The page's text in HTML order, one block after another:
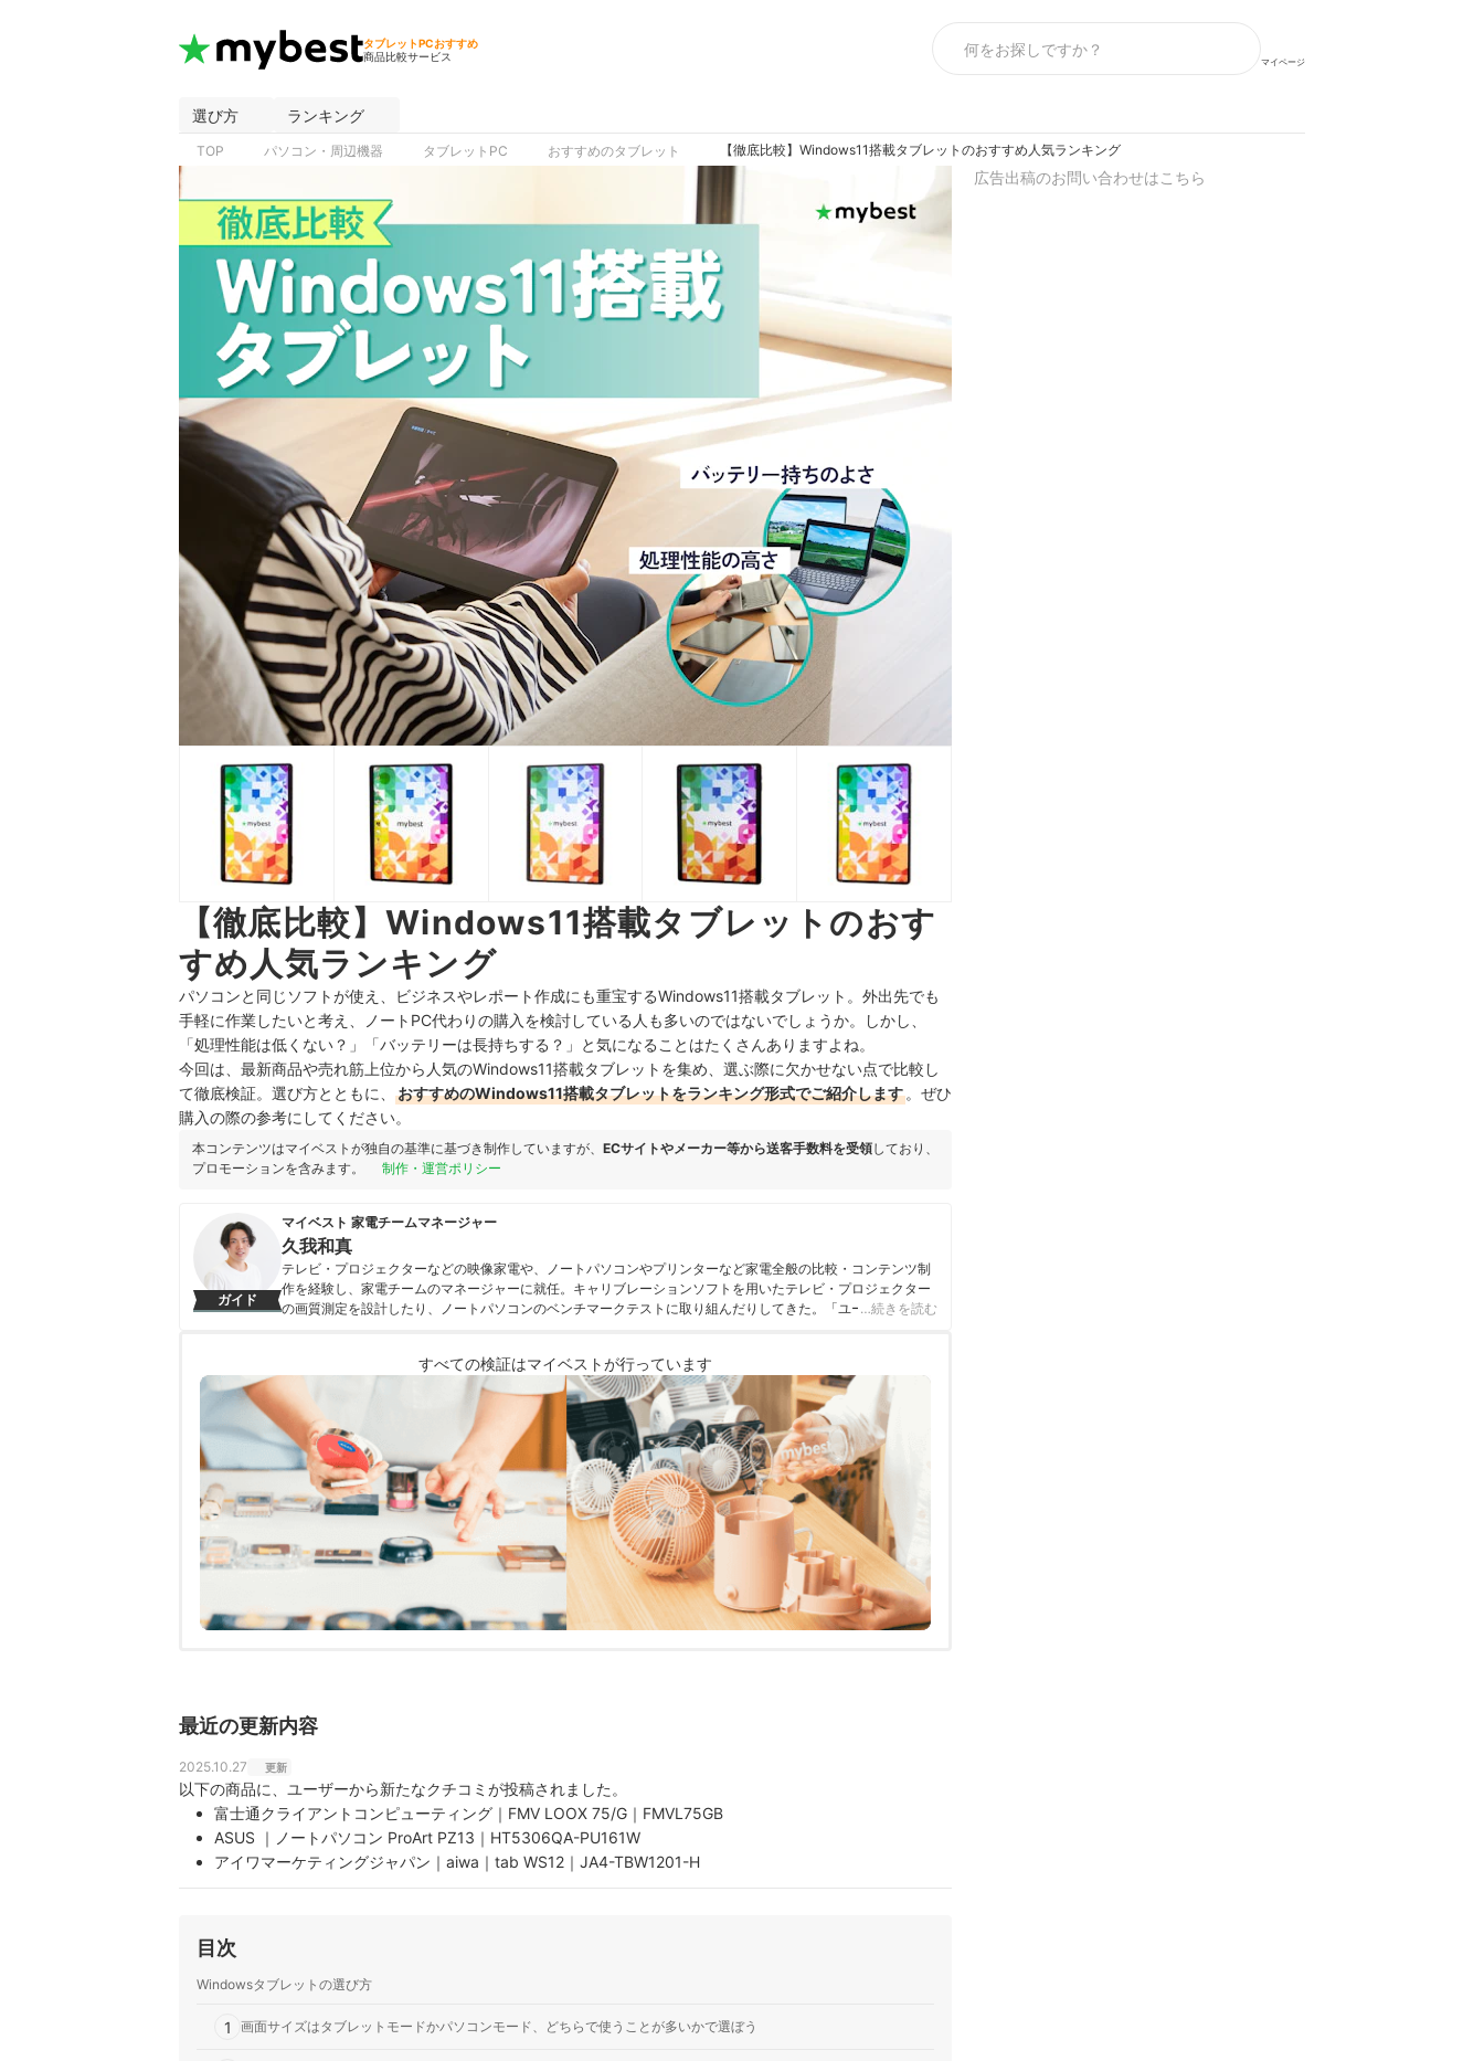
タブレットPCおすすめ
商品比較サービス
マイページ
選び方 ランキング
TOP パソコン・周辺機器 タブレットPC おすすめのタブレット 【徹底比較】Windows11搭載タブレットのおすすめ人気ランキング
【徹底比較】Windows11搭載タブレットのおす
すめ人気ランキング
パソコンと同じソフトが使え、ビジネスやレポート作成にも重宝するWindows11搭載タブレット。外出先でも
手軽に作業したいと考え、ノートPC代わりの購入を検討している人も多いのではないでしょうか。しかし、
「処理性能は低くない？」「バッテリーは長持ちする？」と気になることはたくさんありますよね。
今回は、最新商品や売れ筋上位から人気のWindows11搭載タブレットを集め、選ぶ際に欠かせない点で比較し
て徹底検証。選び方とともに、
おすすめのWindows11搭載タブレットをランキング形式でご紹介します 。ぜひ
購入の際の参考にしてください。
本コンテンツはマイベストが独自の基準に基づき制作していますが、 ECサイトやメーカー等から送客手数料を受領しており、
プロモーションを含みます。
制作・運営ポリシー
ガイド
マイベスト 家電チームマネージャー
久我和真
テレビ・プロジェクターなどの映像家電や、ノートパソコンやプリンターなど家電全般の比較・コンテンツ制
作を経験し、家電チームのマネージャーに就任。キャリブレーションソフトを用いたテレビ・プロジェクター
の画質測定を設計したり、ノートパソコンのベンチマークテストに取り組んだりしてきた。「ユーザーにとっ
…続きを読む
すべての検証はマイベストが行っています
最近の更新内容
2025.10.27 更新
以下の商品に、ユーザーから新たなクチコミが投稿されました。
富士通クライアントコンピューティング｜FMV LOOX 75/G｜FMVL75GB
ASUS ｜ノートパソコン ProArt PZ13｜HT5306QA-PU161W
アイワマーケティングジャパン｜aiwa｜tab WS12｜JA4-TBW1201-H
サイエルインターナショナル｜M-WORKS｜8.9インチタブレットWindowsPC Ⅳ｜MW-WPC04
CHUWI｜Hi10 X2 10.1インチ
目次
Windowsタブレットの選び方
1 画面サイズはタブレットモードかパソコンモード、どちらで使うことが多いかで選ぼう
広告出稿のお問い合わせはこちら